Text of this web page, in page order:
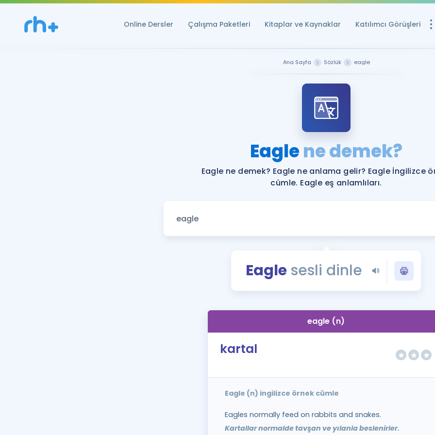
Online Dersler Çalışma Paketleri Kitaplar ve Kaynaklar Katılımcı Görüşleri
YDS ve YÖKDİL
Rehberlik Aracı
YDS ve YÖKDİL'e
Tüm ÖSYM
YDS - YÖKDİL
İngilizce Gramer
Ana Sayfa Sözlük eagle
Eaglene demek?
Eagle ne demek? Eagle ne anlama gelir? Eagle İngilizce
cümle. Eagle eş anlamlıları.
Eagle sesli dinle
eagle (n)
kartal
Eagle (n) ingilizce örnek cümle
Eagles normally feed on rabbits and snakes.
Kartallar normalde tavşan ve yılanla beslenirler.